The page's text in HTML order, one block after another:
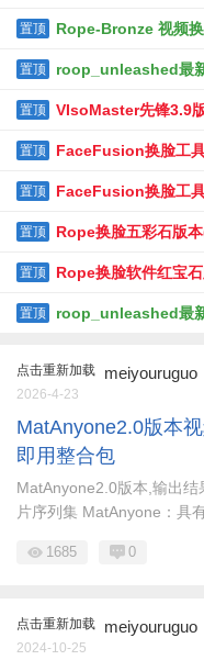
能
置顶 Rope-Bronze 视频
接
置顶 roop_unleashed最
置顶 VIsoMaster先锋3.9
置顶 FaceFusion换脸工
置顶 FaceFusion换脸工
下载地址
置顶 Rope换脸五彩石版
下载地址
置顶 Rope换脸软件红宝
置顶 roop_unleashed最
点击重新加载 meiyouruguo
2026-4-23
MatAnyone2.0版本
即用整合包
MatAnyone2.0版本,输出
片序列集 MatAnyone：具
1685 0
点击重新加载 meiyouruguo
2024-10-25